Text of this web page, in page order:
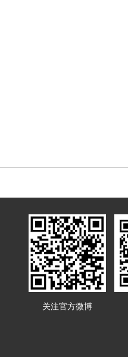
关注官方微博